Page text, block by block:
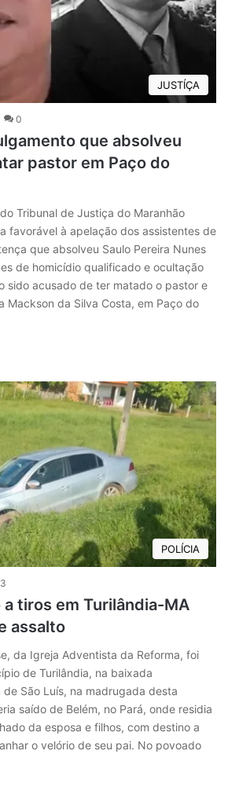
JUSTÍÇA
0
que absolveu
pastor em Paço do
Tribunal de Justiça do Maranhão
favorável à apelação dos assistentes de
que absolveu Saulo Pereira Nunes
de homicídio qualificado e ocultação
sido acusado de ter matado o pastor e
Mackson da Silva Costa, em Paço do
POLÍCIA
3
tiros em Turilândia-MA
assalto
da Igreja Adventista da Reforma, foi
de Turilândia, na baixada
de São Luís, na madrugada desta
saído de Belém, no Pará, onde residia
da esposa e filhos, com destino a
o velório de seu pai. No povoado